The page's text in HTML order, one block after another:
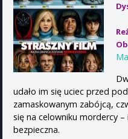
udało im się uciec przed
zamaskowanym zabójcą,
się na celowniku mordercy
bezpieczna.